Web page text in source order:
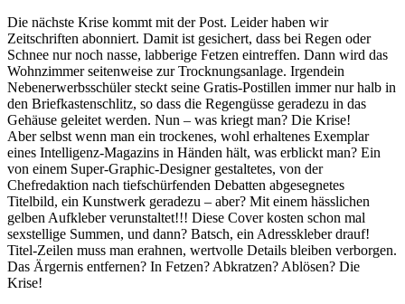
Die nächste Krise kommt mit der Post. Leider haben wir
Zeitschriften abonniert. Damit ist gesichert, dass bei Regen oder
Schnee nur noch nasse, labberige Fetzen eintreffen. Dann wird das
Wohnzimmer seitenweise zur Trocknungsanlage. Irgendein
Nebenerwerbsschüler steckt seine Gratis-Postillen immer nur halb in
den Briefkastenschlitz, so dass die Regengüsse geradezu in das
Gehäuse geleitet werden. Nun – was kriegt man? Die Krise!
Aber selbst wenn man ein trockenes, wohl erhaltenes Exemplar
eines Intelligenz-Magazins in Händen hält, was erblickt man? Ein
von einem Super-Graphic-Designer gestaltetes, von der
Chefredaktion nach tiefschürfenden Debatten abgesegnetes
Titelbild, ein Kunstwerk geradezu – aber? Mit einem hässlichen
gelben Aufkleber verunstaltet!!! Diese Cover kosten schon mal
sexstellige Summen, und dann? Batsch, ein Adresskleber drauf!
Titel-Zeilen muss man erahnen, wertvolle Details bleiben verborgen.
Das Ärgernis entfernen? In Fetzen? Abkratzen? Ablösen? Die
Krise!